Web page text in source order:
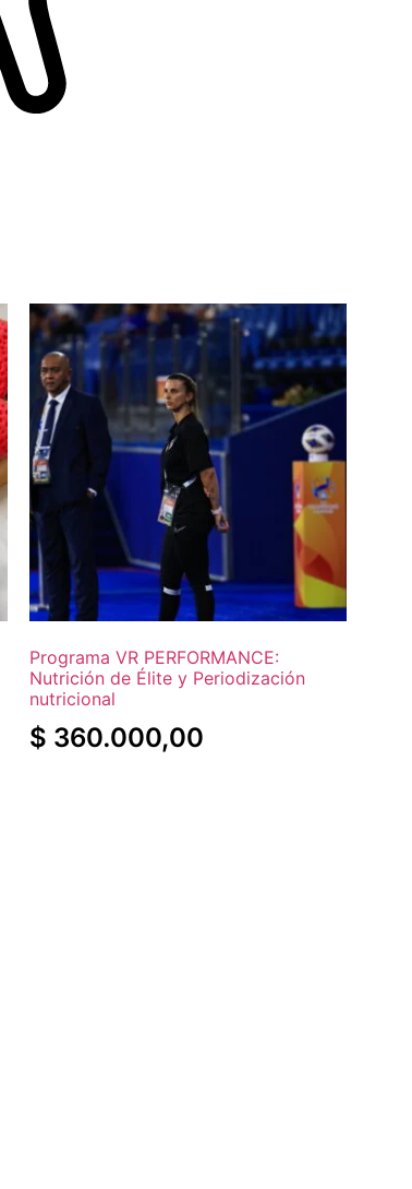
Programa VR PERFORMANCE:
Nutrición de Élite y Periodización
nutricional
$ 360.000,00